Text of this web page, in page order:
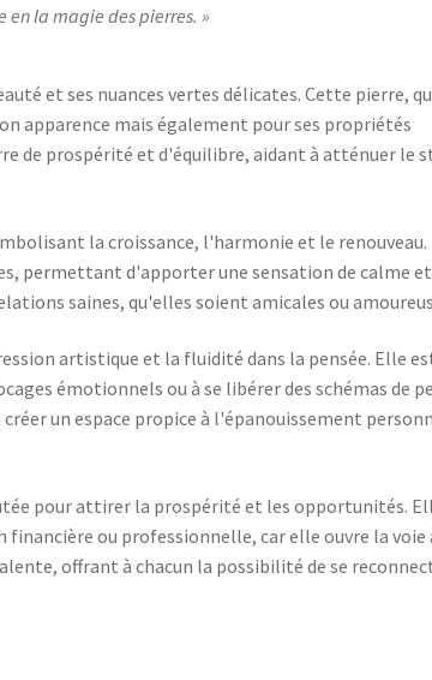
en la magie des pierres.
et ses nuances vertes délicates. Cette pierre,
apparence mais également pour ses propriétés
de prospérité et d'équilibre, aidant à atténuer le
la croissance, l'harmonie et le renouveau.
permettant d'apporter une sensation de calme
saines, qu'elles soient amicales ou
artistique et la fluidité dans la pensée. Elle
émotionnels ou à se libérer des schémas de
un espace propice à l'épanouissement
pour attirer la prospérité et les opportunités.
ou professionnelle, car elle ouvre la voie
offrant à chacun la possibilité de se